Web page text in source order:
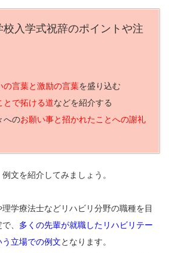
校入学式祝辞のポイントや注
の言葉と激励の言葉を盛り込む
とで拓ける道などを紹介する
へのお願い事と招かれたことへの謝礼
文を紹介してみましょう。
学療法士などリハビリ分野の職種を目
、 多くの先輩が就職したリハビリテー
立場での例文となります。